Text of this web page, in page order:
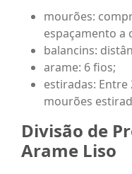
mourões:
espaçamento a
balancins:
arame: 6 fios;
estiradas: Entre
mourões
Divisão de
Arame Liso